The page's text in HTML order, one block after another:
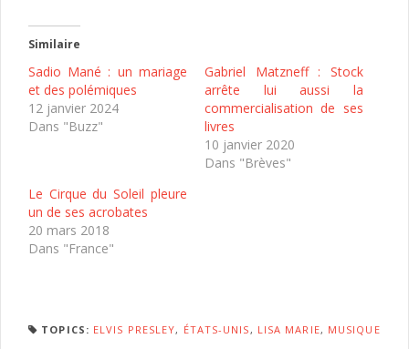
Similaire
Sadio Mané : un mariage
et des polémiques
12 janvier 2024
Dans "Buzz"
Gabriel Matzneff : Stock
arrête lui aussi la
commercialisation de ses
livres
10 janvier 2020
Dans "Brèves"
Le Cirque du Soleil pleure
un de ses acrobates
20 mars 2018
Dans "France"
TOPICS: ELVIS PRESLEY, ÉTATS-UNIS , LISA MARIE, MUSIQUE